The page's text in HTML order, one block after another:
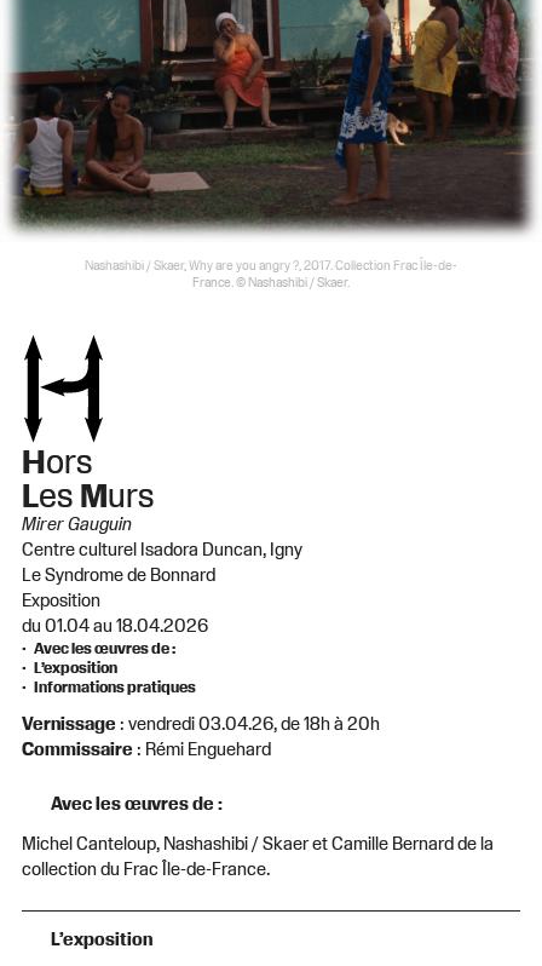
Nashashibi / Skaer, Why are you angry ?, 2017. Collection Frac Île-de-
France. © Nashashibi / Skaer.
Hors
Les Murs
Mirer Gauguin
Centre culturel Isadora Duncan, Igny
Le Syndrome de Bonnard
Exposition
du 01.04 au 18.04.2026
Avec les œuvres de :
L’exposition
Informations pratiques
Vernissage : vendredi 03.04.26, de 18h à 20h
Commissaire : Rémi Enguehard
Avec les œuvres de :
Michel Canteloup, Nashashibi / Skaer et Camille Bernard de la
collection du Frac Île-de-France.
L’exposition